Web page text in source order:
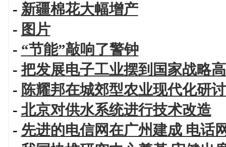
- 新疆棉花大幅增产
- 图片
- “节能”敲响了警钟
-把发展电子工业摆到国家战略
- 陈耀邦在城郊型农业现代化研
- 北京对供水系统进行技术改造
- 先进的电信网在广州建成 电话